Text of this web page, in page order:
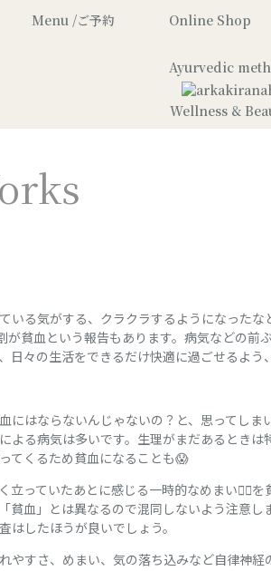
Menu /ご予約 Online Shop
Ayurvedic
Wellness &
いる気がする、クラクラするようになった
が貧血という報告もあります。病気などの前
日々の生活をできるだけ快適に過ごせるよう
にはならないんじゃないの？と、思ってし
よる病気は多いです。生理がまだあるとき
てくるため貧血になることも😱
立っていたあとに感じる一時的なめまい😵‍💫
貧血」とは異なるので混同しないよう注意
はしたほうが良いでしょう。
やすさ、めまい、気の落ち込みなど自律神